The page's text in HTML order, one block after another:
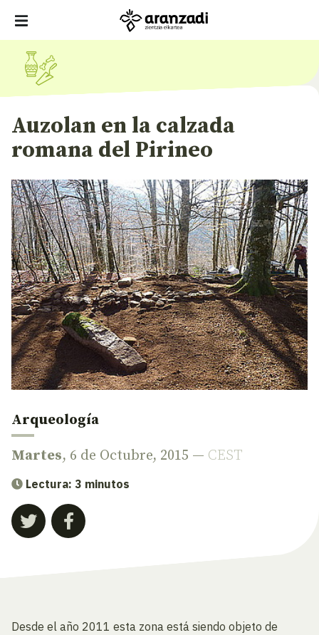
Auzolan en la calzada
romana del Pirineo
Arqueología
Martes, 6 de Octubre, 2015 — CEST
Lectura: 3 minutos
Desde el año 2011 esta zona está siendo objeto de